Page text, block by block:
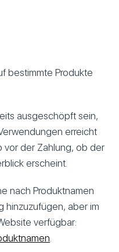
bestimmte Produkte
ausgeschöpft sein,
erreicht
vor der Zahlung, ob der
erscheint.
nach Produktnamen
hinzuzufügen, aber im
verfügbar:
.